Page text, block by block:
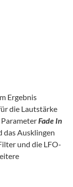
Ergebnis
die Lautstärke
Fade In
das Ausklingen
und die LFO-